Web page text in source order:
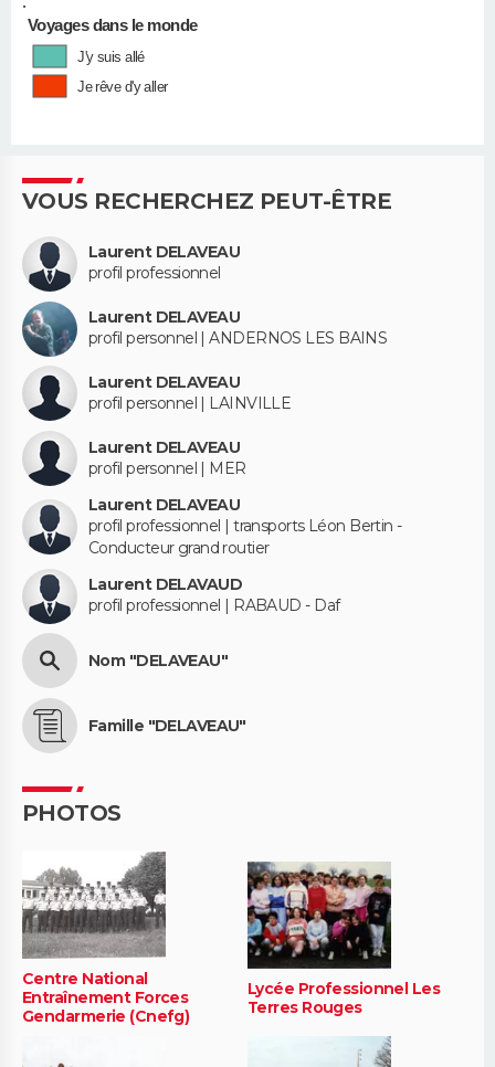
•
Voyages dans le monde
J'y suis allé
Je rêve d'y aller
VOUS RECHERCHEZ PEUT-ÊTRE
Laurent DELAVEAU
profil professionnel
Laurent DELAVEAU
profil personnel | ANDERNOS LES BAINS
Laurent DELAVEAU
profil personnel | LAINVILLE
Laurent DELAVEAU
profil personnel | MER
Laurent DELAVEAU
profil professionnel | transports Léon Bertin -
Conducteur grand routier
Laurent DELAVAUD
profil professionnel | RABAUD - Daf
Nom "DELAVEAU"
Famille "DELAVEAU"
PHOTOS
Centre National
Entraînement Forces
Gendarmerie (Cnefg)
Lycée Professionnel Les
Terres Rouges